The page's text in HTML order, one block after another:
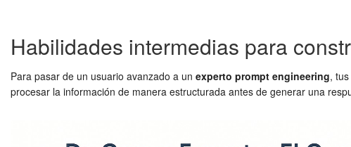
Habilidades intermedias para
Para pasar de un usuario avanzado a un experto prompt engineering,
procesar la información de manera estructurada antes de generar una